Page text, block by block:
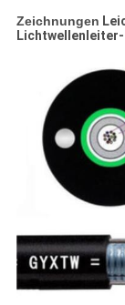
Zeichnungen